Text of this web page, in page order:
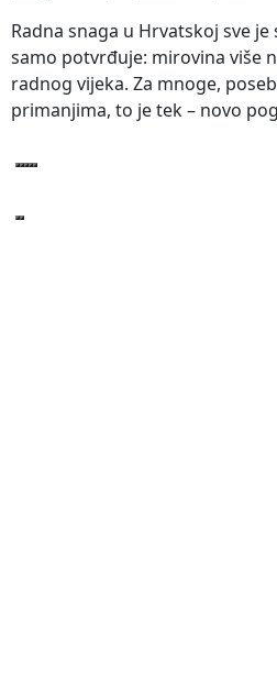
Radna snaga u Hrvatskoj sve
samo potvrđuje: mirovina više
radnog vijeka. Za mnoge,
primanjima, to je tek – novo